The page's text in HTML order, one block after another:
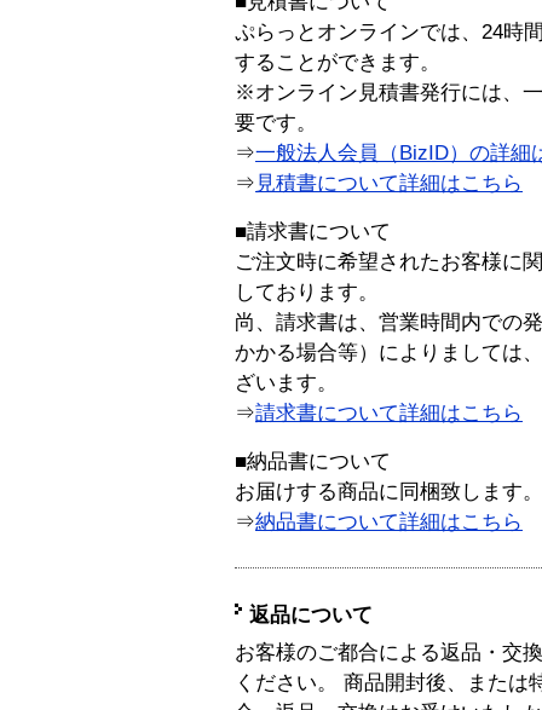
ぷらっとオンラインでは、24時
することができます。
※オンライン見積書発行には、
要です。
⇒一般法人会員（BizID）の詳細
⇒ 見積書について詳細はこちら
■請求書について
ご注文時に希望されたお客様に
しております。
尚、請求書は、営業時間内での
かかる場合等）によりましては
ざいます。
⇒請求書について詳細はこちら
■納品書について
お届けする商品に同梱致します。
⇒納品書について詳細はこちら
返品について
お客様のご都合による返品・交
ください。 商品開封後、または